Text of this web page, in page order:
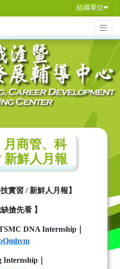
組織單位
月商管、科
新鮮人月報
實習 /新鮮人月報】
搶先看 】
DNA Internship｜
Internship｜